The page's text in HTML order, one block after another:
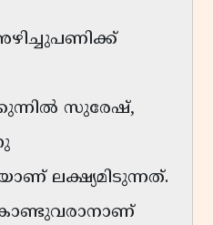
സുരേഷ്,
ലക്ഷ്യമിടുന്നത്.
കൊണ്ടുവരാനാണ്